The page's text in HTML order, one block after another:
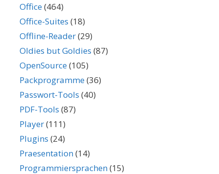
Office(464)
Office-Suites (18)
Offline-Reader(29)
Oldies but Goldies (87)
OpenSource(105)
Packprogramme(36)
Passwort-Tools (40)
PDF-Tools (87)
Player(111)
Plugins (24)
Praesentation(14)
Programmiersprachen(15)